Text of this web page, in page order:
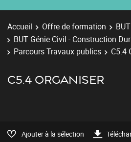
Accueil Offre de formation
BUT
BUT Génie Civil - Construction
Parcours Travaux publics
C5.4
C5.4 ORGANISER
Ajouter à la sélection